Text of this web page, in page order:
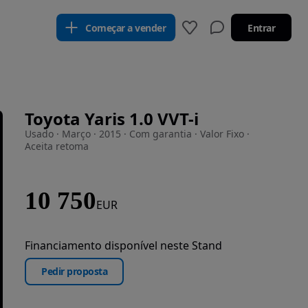
Começar a vender Entrar
Toyota Yaris 1.0 VVT-i
Usado · Março · 2015 · Com garantia · Valor Fixo ·
Aceita retoma
10 750EUR
Financiamento disponível neste Stand
Pedir proposta